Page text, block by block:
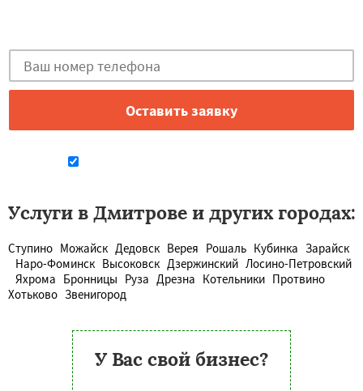
Услуги в Дмитрове и других городах:
Ступино Можайск Дедовск Верея Рошаль Кубинка Зарайск
Наро-Фоминск Высоковск Дзержинский Лосино-Петровский
Яхрома Бронницы Руза Дрезна Котельники Протвино
Хотьково Звенигород
У Вас свой бизнес?